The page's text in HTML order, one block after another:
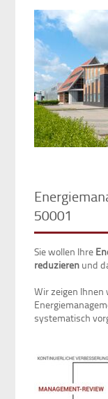
50001
Sie wollen Ihre
reduzieren und
Wir zeigen Ihnen
systematisch